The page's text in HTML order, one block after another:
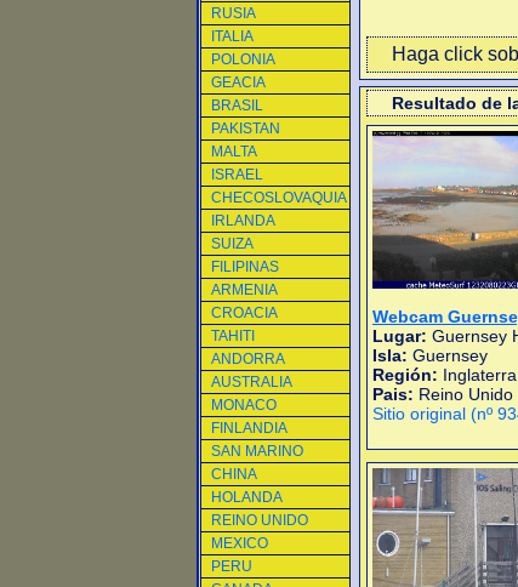
RUSIA
ITALIA
POLONIA
GEACIA
BRASIL
PAKISTAN
MALTA
ISRAEL
CHECOSLOVAQUIA
IRLANDA
SUIZA
FILIPINAS
ARMENIA
CROACIA
TAHITI
ANDORRA
AUSTRALIA
MONACO
FINLANDIA
SAN MARINO
CHINA
HOLANDA
REINO UNIDO
MEXICO
PERU
Haga click
Resultado de
Webcam
Lugar: Guernsey
Isla: Guernsey
Región: Inglaterra
Pais: Reino Unido
Sitio original (nº